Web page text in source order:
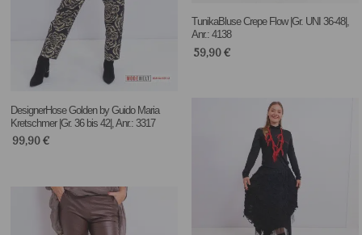
TunikaBluse Crepe Flow |Gr. UNI 36-48|,
Anr.: 4138
59,90€
DesignerHose Golden by Guido Maria
Kretschmer |Gr. 36 bis 42|, Anr.: 3317
99,90€